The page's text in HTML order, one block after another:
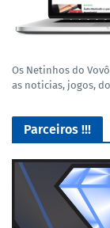
Os Netinhos do
as noticias, jogos,
Parceiros !!!
Lives de Gameplay